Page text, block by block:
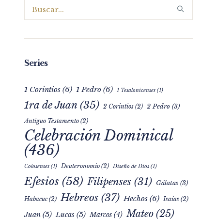
Series
1 Corintios (6) 1 Pedro (6) 1 Tesalonicenses (1)
1ra de Juan (35) 2 Corintios (2) 2 Pedro (3)
Antiguo Testamento (2)
Celebración Dominical
(436)
Colosenses (1) Deuteronomio (2) Diseño de Dios (1)
Efesios (58) Filipenses (31) Gálatas (3)
Habacuc (2) Hebreos (37) Hechos (6) Isaías (2)
Juan (5) Lucas (5) Marcos (4) Mateo (25)